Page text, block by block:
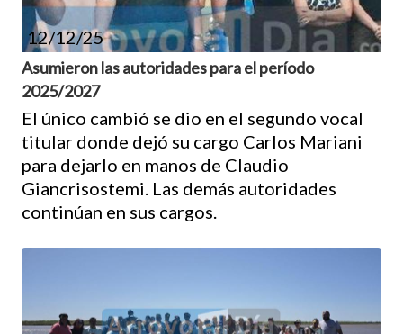
12/12/25
Asumieron las autoridades para el período
2025/2027
El único cambió se dio en el segundo vocal
titular donde dejó su cargo Carlos Mariani
para dejarlo en manos de Claudio
Giancrisostemi. Las demás autoridades
continúan en sus cargos.